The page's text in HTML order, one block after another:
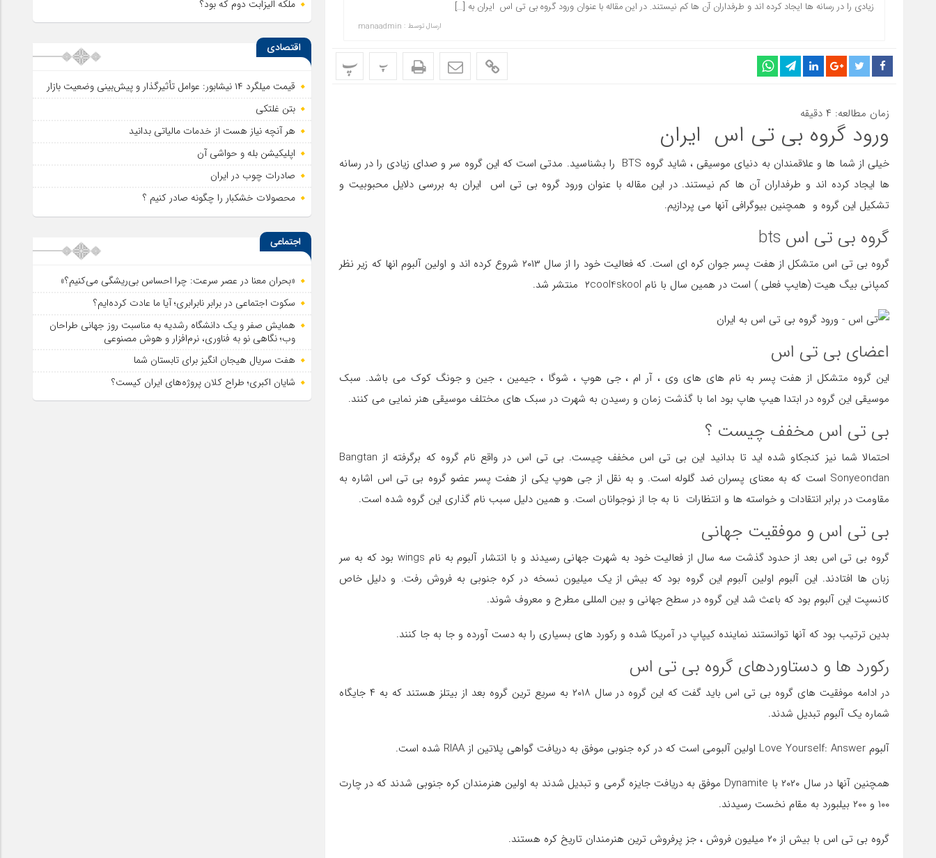
زیادی را در رسانه ها ایجاد کرده اند و طرفداران آن ها کم نیستند. در این مقاله با عنوان ورود گروه بی تی اس ایران به […]
ارسال توسط : manaadmin
پ پ
زمان مطالعه: ۴ دقیقه
ورود گروه بی تی اس ایران
خیلی از شما ها و علاقمندان به دنیای موسیقی ، شاید گروه BTS را بشناسید. مدتی است که این گروه سر و صدای زیادی را در رسانه
ها ایجاد کرده اند و طرفداران آن ها کم نیستند. در این مقاله با عنوان ورود گروه بی تی اس ایران به بررسی دلایل محبوبیت و
تشکیل این گروه و همچنین بیوگرافی آنها می پردازیم.
گروه بی تی اس bts
گروه بی تی اس متشکل از هفت پسر جوان کره ای است. که فعالیت خود را از سال ۲۰۱۳ شروع کرده اند و اولین آلبوم انها که زیر نظر
کمپانی بیگ هیت (هایپ فعلی ) است در همین سال با نام ۲cool4skool منتشر شد.
اعضای بی تی اس
این گروه متشکل از هفت پسر به نام های های وی ، آر ام ، جی هوپ ، شوگا ، جیمین ، جین و جونگ کوک می باشد. سبک
موسیقی این گروه در ابتدا هیپ هاپ بود اما با گذشت زمان و رسیدن به شهرت در سبک های مختلف موسیقی هنر نمایی می کنند.
بی تی اس مخفف چیست ؟
احتمالا شما نیز کنجکاو شده اید تا بدانید این بی تی اس مخفف چیست. بی تی اس در واقع نام گروه که برگرفته از Bangtan
Sonyeondan است که به معنای پسران ضد گلوله است. و به نقل از جی هوپ یکی از هفت پسر عضو گروه بی تی اس اشاره به
مقاومت در برابر انتقادات و خواسته ها و انتظارات نا به جا از نوجوانان است. و همین دلیل سبب نام گذاری این گروه شده است.
بی تی اس و موفقیت جهانی
گروه بی تی اس بعد از حدود گذشت سه سال از فعالیت خود به شهرت جهانی رسیدند و با انتشار آلبوم به نام wings بود که به سر
زبان ها افتادند. این آلبوم اولین آلبوم این گروه بود که بیش از یک میلیون نسخه در کره جنوبی به فروش رفت. و دلیل خاص
کانسپت این آلبوم بود که باعث شد این گروه در سطح جهانی و بین المللی مطرح و معروف شوند.
بدین ترتیب بود که آنها توانستند نماینده کیپاپ در آمریکا شده و رکورد های بسیاری را به دست آورده و جا به جا کنند.
رکورد ها و دستاوردهای گروه بی تی اس
در ادامه موفقیت های گروه بی تی اس باید گفت که این گروه در سال ۲۰۱۸ به سریع ترین گروه بعد از بیتلز هستند که به ۴ جایگاه
شماره یک آلبوم تبدیل شدند.
آلبوم Love Yourself: Answer اولین آلبومی است که در کره جنوبی موفق به دریافت گواهی پلاتین از RIAA شده است.
همچنین آنها در سال ۲۰۲۰ با Dynamite موفق به دریافت جایزه گرمی و تبدیل شدند به اولین هنرمندان کره جنوبی شدند که در چارت
۱۰۰ و ۲۰۰ بیلبورد به مقام نخست رسیدند.
گروه بی تی اس با بیش از ۲۰ میلیون فروش ، جز پرفروش ترین هنرمندان تاریخ کره هستند.
ملکه الیزابت دوم که بود؟
اقتصادی
قیمت میلگرد ۱۴ نیشابور: عوامل تأثیرگذار و پیش‌بینی وضعیت بازار
بتن غلتکی
هر آنچه نیاز هست از خدمات مالیاتی بدانید
اپلیکیشن بله و حواشی آن
صادرات چوب در ایران
محصولات خشکبار را چگونه صادر کنیم ؟
اجتماعی
«بحران معنا در عصر سرعت: چرا احساس بی‌ریشگی می‌کنیم؟»
سکوت اجتماعی در برابر نابرابری؛ آیا ما عادت کرده‌ایم؟
همایش صفر و یک دانشگاه رشدیه به مناسبت روز جهانی طراحان
وب؛ نگاهی نو به فناوری، نرم‌افزار و هوش مصنوعی
هفت سریال هیجان انگیز برای تابستان شما
شایان اکبری؛ طراح کلان پروژه‌های ایران کیست؟